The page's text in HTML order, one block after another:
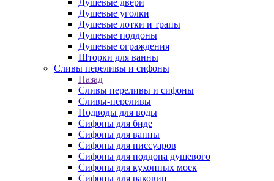
Душевые двери
Душевые уголки
Душевые лотки и трапы
Душевые поддоны
Душевые ограждения
Шторки для ванны
Сливы переливы и сифоны
Назад
Сливы переливы и сифоны
Сливы-переливы
Подводы для воды
Сифоны для биде
Сифоны для ванны
Сифоны для писсуаров
Сифоны для поддона душевого
Сифоны для кухонных моек
Сифоны для раковин